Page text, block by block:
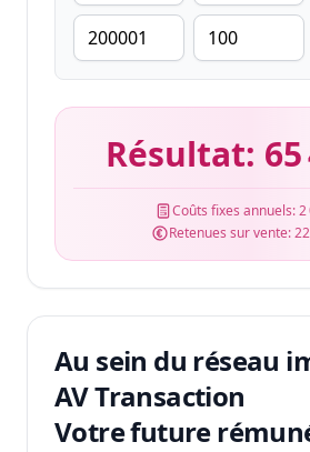
Résultat:
Coûts fixes annuels:2
Retenues sur vente:
Au sein du réseau
AV Transaction
Votre future